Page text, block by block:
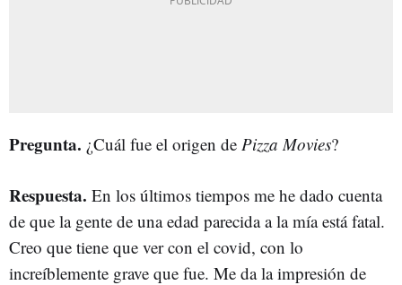
Pregunta. ¿Cuál fue el origen de Pizza Movies?
Respuesta. En los últimos tiempos me he dado cuenta
de que la gente de una edad parecida a la mía está fatal.
Creo que tiene que ver con el covid, con lo
increíblemente grave que fue. Me da la impresión de